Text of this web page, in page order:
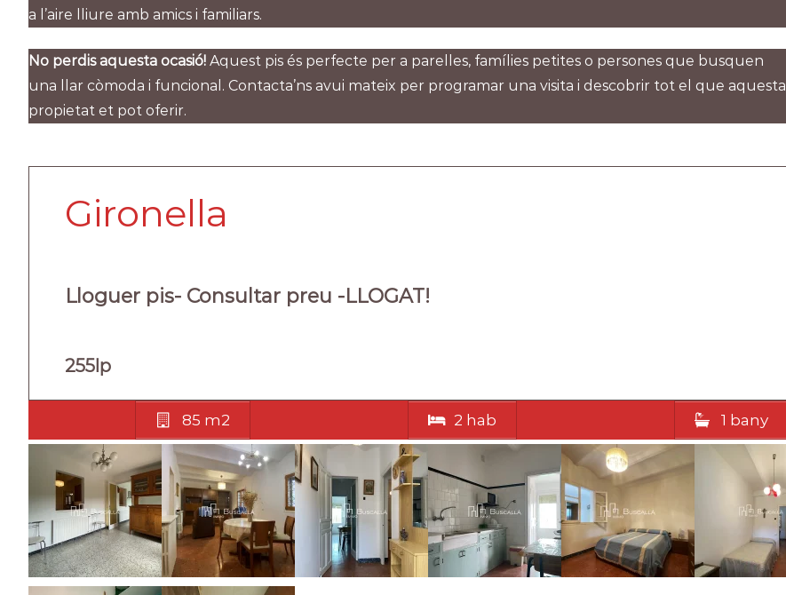
a l’aire lliure amb amics i familiars.
No perdis aquesta ocasió! Aquest pis és perfecte per a parelles, famílies petites o persones que busquen
una llar còmoda i funcional. Contacta’ns avui mateix per programar una visita i descobrir tot el que aquesta
propietat et pot oferir.
Gironella
Lloguer pis- Consultar preu -LLOGAT!
255lp
85 m2 2 hab 1 bany